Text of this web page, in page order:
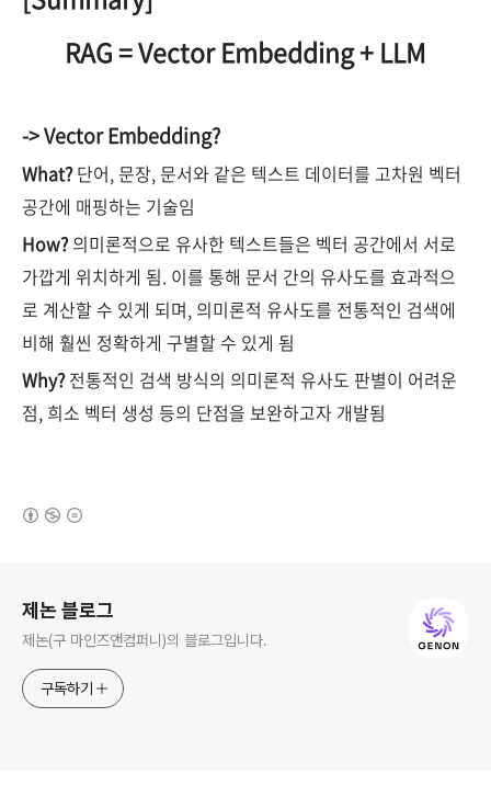
RAG = Vector Embedding + LLM
-> Vector Embedding?
What?단어, 문장, 문서와 같은 텍스트 데이터를 고차원 벡터
공간에 매핑하는 기술임
How?의미론적으로 유사한 텍스트들은 벡터 공간에서 서로
가깝게 위치하게 됨. 이를 통해 문서 간의 유사도를 효과적으
로 계산할 수 있게 되며, 의미론적 유사도를 전통적인 검색에
비해 훨씬 정확하게 구별할 수 있게 됨
Why?전통적인 검색 방식의 의미론적 유사도 판별이 어려운
점, 희소 벡터 생성 등의 단점을 보완하고자 개발됨
제논 블로그
제논(구 마인즈앤컴퍼니)의 블로그입니다.
구독하기